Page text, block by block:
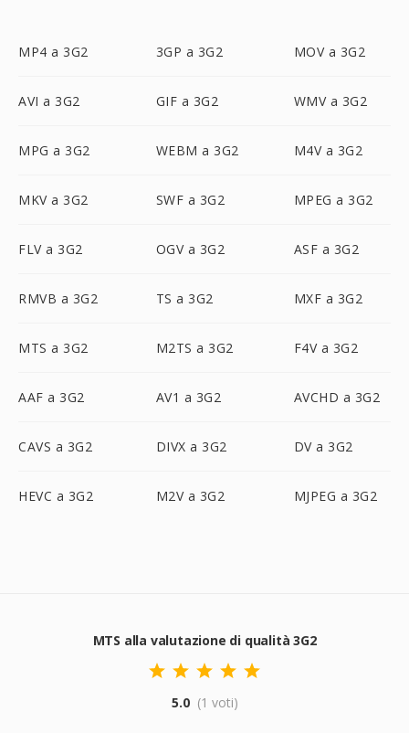
MP4 a 3G2 3GP a 3G2 MOV a 3G2
AVI a 3G2 GIF a 3G2 WMV a 3G2
MPG a 3G2 WEBM a 3G2 M4V a 3G2
MKV a 3G2 SWF a 3G2 MPEG a 3G2
FLV a 3G2 OGV a 3G2 ASF a 3G2
RMVB a 3G2 TS a 3G2 MXF a 3G2
MTS a 3G2 M2TS a 3G2 F4V a 3G2
AAF a 3G2 AV1 a 3G2 AVCHD a 3G2
CAVS a 3G2 DIVX a 3G2 DV a 3G2
HEVC a 3G2 M2V a 3G2 MJPEG a 3G2
MTS alla valutazione di qualità 3G2
5.0 (1 voti)